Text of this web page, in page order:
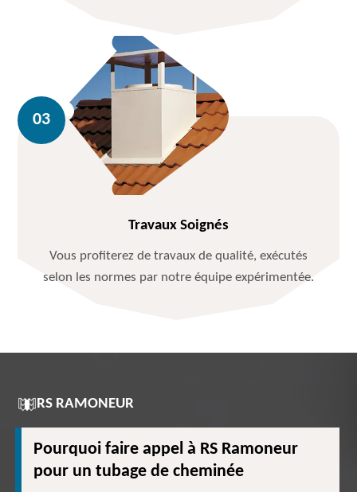
Travaux Soignés
Vous profiterez de travaux de qualité, exécutés
selon les normes par notre équipe expérimentée.
RS RAMONEUR
Pourquoi faire appel à RS Ramoneur
pour un tubage de cheminée